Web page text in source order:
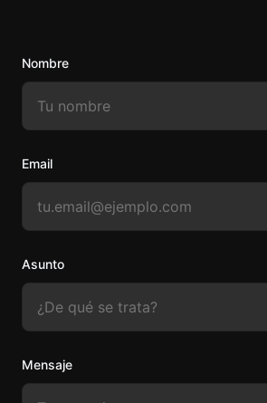
Nombre
Email
Asunto
Mensaje